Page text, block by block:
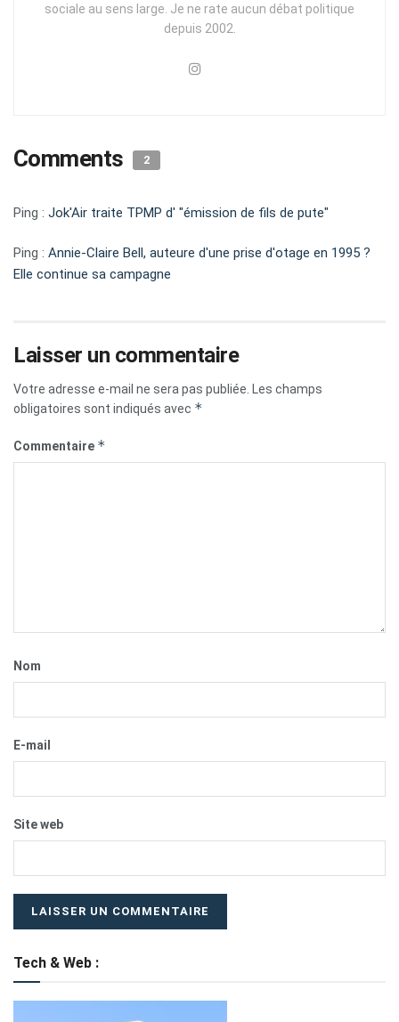
sociale au sens large. Je ne rate aucun débat politique
depuis 2002.
Comments 2
Ping : Jok'Air traite TPMP d' "émission de fils de pute"
Ping : Annie-Claire Bell, auteure d'une prise d'otage en 1995 ?
Elle continue sa campagne
Laisser un commentaire
Votre adresse e-mail ne sera pas publiée.
Les champs
obligatoires sont indiqués avec *
Commentaire *
Nom
E-mail
Site web
Tech & Web :